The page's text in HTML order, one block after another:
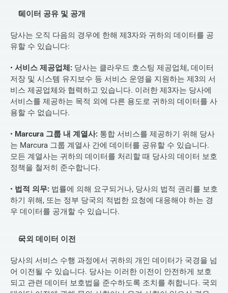
데이터 공유 및 공개
당사는 오직 다음의 경우에 한해 제3자와 귀하의 데이터를 공
유할 수 있습니다:
• 서비스 제공업체: 당사는 클라우드 호스팅 제공업체, 데이터
저장 및 시스템 유지보수 등 서비스 운영을 지원하는 제3의 서
비스 제공업체와 협력하고 있습니다. 이러한 제3자는 당사에
서비스를 제공하는 목적 외에 다른 용도로 귀하의 데이터를 사
용할 수 없습니다.
• Marcura 그룹 내 계열사: 통합 서비스를 제공하기 위해 당사
는 Marcura 그룹 계열사 간에 데이터를 공유할 수 있습니다.
모든 계열사는 귀하의 데이터를 처리할 때 당사의 데이터 보호
정책을 철저히 준수합니다.
• 법적 의무: 법률에 의해 요구되거나, 당사의 법적 권리를 보호
하기 위해, 또는 정부 당국의 적법한 요청에 대응해야 하는 경
우 데이터를 공개할 수 있습니다.
국외 데이터 이전
당사의 서비스 수행 과정에서 귀하의 개인 데이터가 국경을 넘
어 이전될 수 있습니다. 당사는 이러한 이전이 안전하게 보호
되고 관련 데이터 보호법을 준수하도록 조치를 취합니다. 국외